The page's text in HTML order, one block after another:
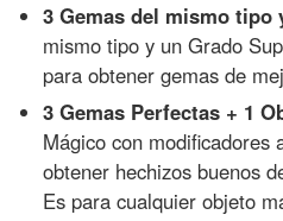
3 Gemas del mismo tipo
mismo tipo y un Grado
para obtener gemas de
3 Gemas Perfectas + 1
Mágico con modificadores
obtener hechizos buenos
Es para cualquier objeto